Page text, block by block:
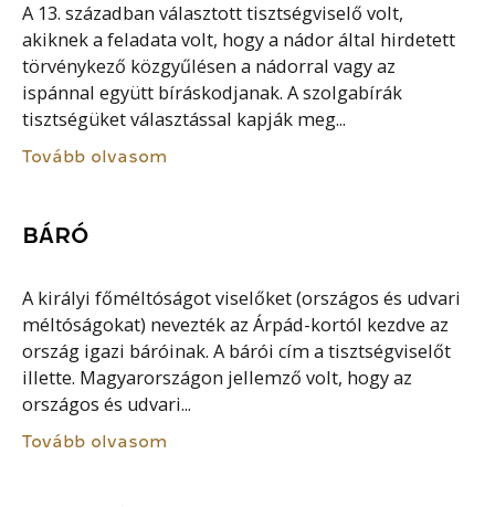
A 13. században választott tisztségviselő volt,
akiknek a feladata volt, hogy a nádor által hirdetett
törvénykező közgyűlésen a nádorral vagy az
ispánnal együtt bíráskodjanak. A szolgabírák
tisztségüket választással kapják meg...
Tovább olvasom
BÁRÓ
A királyi főméltóságot viselőket (országos és udvari
méltóságokat) nevezték az Árpád-kortól kezdve az
ország igazi báróinak. A bárói cím a tisztségviselőt
illette. Magyarországon jellemző volt, hogy az
országos és udvari...
Tovább olvasom